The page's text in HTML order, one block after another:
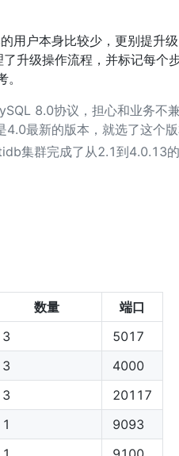
用户本身比较少，更别提升
升级操作流程，并标记每个
8.0协议，担心和业务不
最新的版本，就选了这个版
集群完成了从2.1到4.0.13的
数量
端口
3
5017
3
4000
3
20117
1
9093